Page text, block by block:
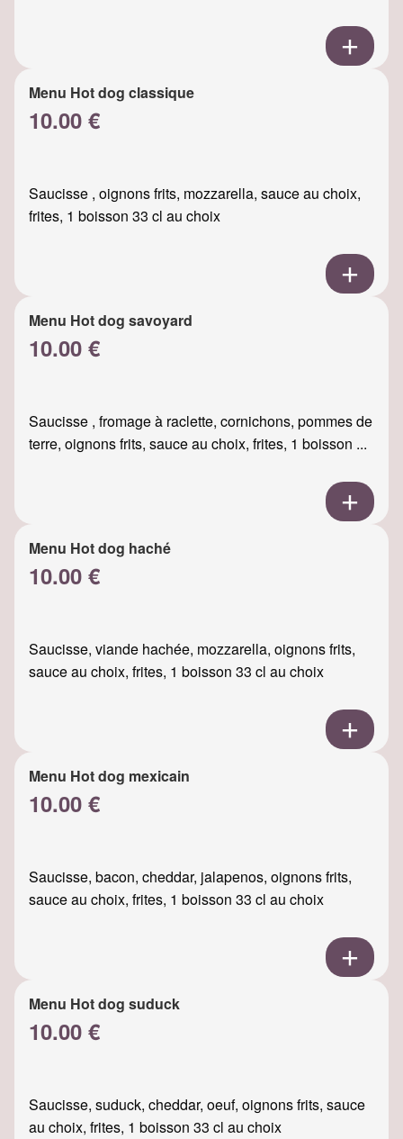
Menu Hot dog classique
10.00 €
Saucisse , oignons frits, mozzarella, sauce au choix,
frites, 1 boisson 33 cl au choix
Menu Hot dog savoyard
10.00 €
Saucisse , fromage à raclette, cornichons, pommes de
terre, oignons frits, sauce au choix, frites, 1 boisson ...
Menu Hot dog haché
10.00 €
Saucisse, viande hachée, mozzarella, oignons frits,
sauce au choix, frites, 1 boisson 33 cl au choix
Menu Hot dog mexicain
10.00 €
Saucisse, bacon, cheddar, jalapenos, oignons frits,
sauce au choix, frites, 1 boisson 33 cl au choix
Menu Hot dog suduck
10.00 €
Saucisse, suduck, cheddar, oeuf, oignons frits, sauce
au choix, frites, 1 boisson 33 cl au choix